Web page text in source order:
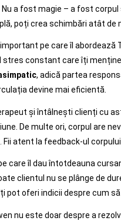
Nu a fost magie – a fost
poți crea schimbări atât de
pe care îl
constant care îți menține
, adică partea
devine mai eficientă.
și întâlnești clienți cu
De multe ori, corpul are
Fii atent la feedback-ul
care îl dau întotdeauna
clientul nu se plânge de
pot oferi indicii despre cum să
nu este doar despre a